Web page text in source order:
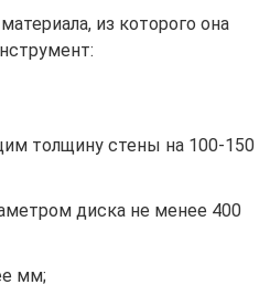
из которого она
толщину стены на 100-150
диска не менее 400
мм;